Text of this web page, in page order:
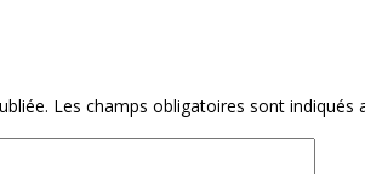
Les champs obligatoires sont indiqués